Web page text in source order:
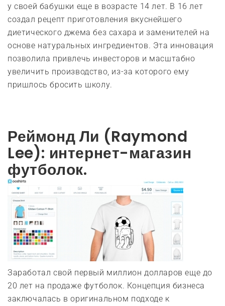
у своей бабушки еще в возрасте 14 лет. В 16 лет
создал рецепт приготовления вкуснейшего
диетического джема без сахара и заменителей на
основе натуральных ингредиентов. Эта инновация
позволила привлечь инвесторов и масштабно
увеличить производство, из-за которого ему
пришлось бросить школу.
Реймонд Ли (Raymond
Lee): интернет-магазин
футболок.
Заработал свой первый миллион долларов еще до
20 лет на продаже футболок. Концепция бизнеса
заключалась в оригинальном подходе к